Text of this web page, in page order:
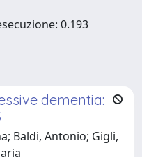
0.193
dementia:
Baldi, Antonio; Gigli,